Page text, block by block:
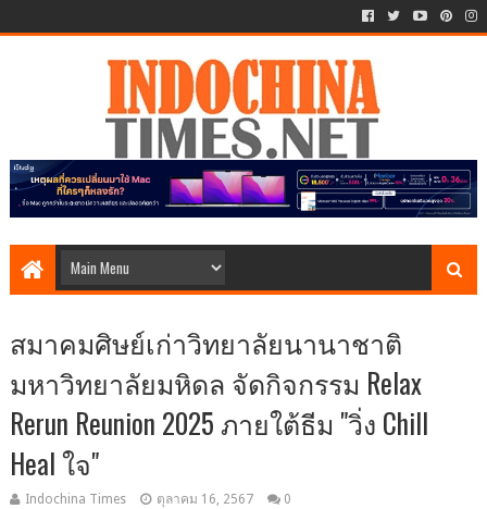
สมาคมศิษย์เก่าวิทยาลัยนานาชาติ
มหาวิทยาลัยมหิดล จัดกิจกรรม Relax
Rerun Reunion 2025 ภายใต้ธีม "วิ่ง Chill
Heal ใจ"
Indochina Times ตุลาคม 16, 2567 0